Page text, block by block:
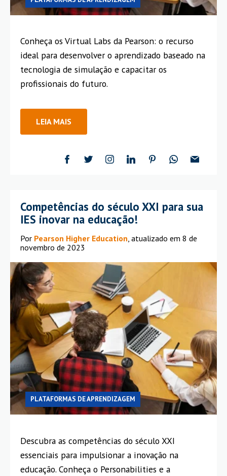
Conheça os Virtual Labs da Pearson: o recurso
ideal para desenvolver o aprendizado baseado na
tecnologia de simulação e capacitar os
profissionais do futuro.
LEIA MAIS
Competências do século XXI para sua
IES inovar na educação!
Por Pearson Higher Education, atualizado em 8 de
novembro de 2023
PLATAFORMAS DE APRENDIZAGEM
Descubra as competências do século XXI
essenciais para impulsionar a inovação na
educação. Conheça o Personabilities e a